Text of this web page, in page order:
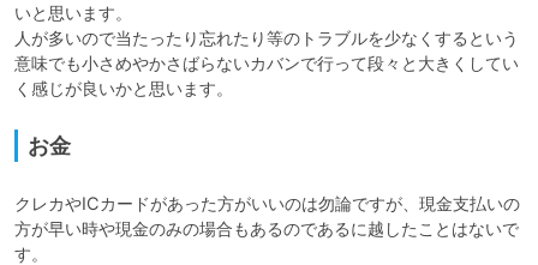
いと思います。
人が多いので当たったり忘れたり等のトラブルを少なくするという
意味でも小さめやかさばらないカバンで行って段々と大きくしてい
お金
クレカやICカードがあった方がいいのは勿論ですが、現金支払いの
方が早い時や現金のみの場合もあるのであるに越したことはないで
す。